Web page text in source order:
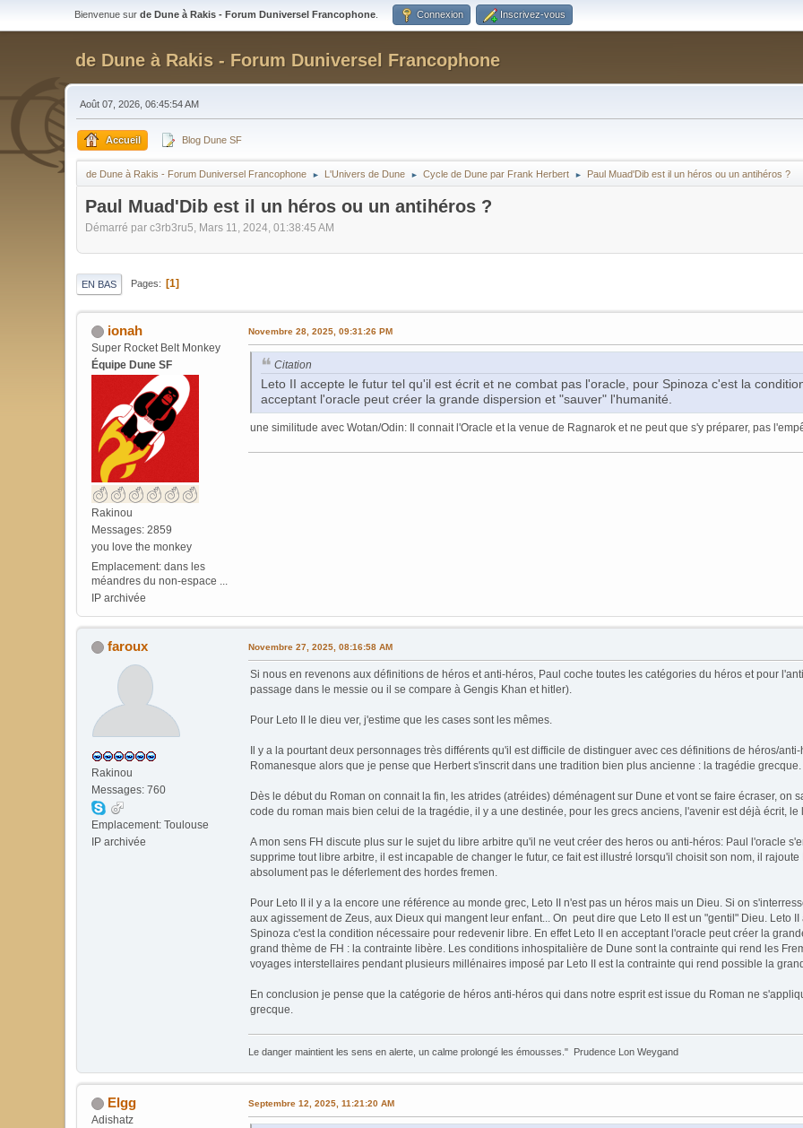
Bienvenue sur de Dune à Rakis - Forum Duniversel Francophone Connexion Inscrivez-vous
de Dune à Rakis - Forum Duniversel Francophone
Août 07, 2026, 06:45:54 AM
Accueil Blog Dune SF
de Dune à Rakis - Forum Duniversel Francophone ► L'Univers de Dune ► Cycle de Dune par Frank Herbert ► Paul Muad'Dib est il un héros ou un antihéros ?
Paul Muad'Dib est il un héros ou un antihéros ?
Démarré par c3rb3ru5, Mars 11, 2024, 01:38:45 AM
EN BAS Pages 1
ionah
Super Rocket Belt Monkey
Équipe Dune SF
Rakinou
Messages: 2859
you love the monkey
Emplacement: dans les
méandres du non-espace ...
IP archivée
Novembre 28, 2025, 09:31:26 PM
Citation
Leto II accepte le futur tel qu'il est écrit et ne combat pas l'oracle, pour Spinoza c'est la
acceptant l'oracle peut créer la grande dispersion et "sauver" l'humanité.
une similitude avec Wotan/Odin: Il connait l'Oracle et la venue de Ragnarok et ne peut que s'y préparer, pas
faroux
Rakinou
Messages: 760
Emplacement: Toulouse
IP archivée
Novembre 27, 2025, 08:16:58 AM
Si nous en revenons aux définitions de héros et anti-héros, Paul coche toutes les catégories du héros et pour
passage dans le messie ou il se compare à Gengis Khan et hitler).
Pour Leto II le dieu ver, j'estime que les cases sont les mêmes.
Il y a la pourtant deux personnages très différents qu'il est difficile de distinguer avec ces définitions de héros/
Romanesque alors que je pense que Herbert s'inscrit dans une tradition bien plus ancienne : la tragédie grecque.
Dès le début du Roman on connait la fin, les atrides (atréides) déménagent sur Dune et vont se faire écraser, on
code du roman mais bien celui de la tragédie, il y a une destinée, pour les grecs anciens, l'avenir est déjà écrit, le
A mon sens FH discute plus sur le sujet du libre arbitre qu'il ne veut créer des heros ou anti-héros: Paul l'oracle
supprime tout libre arbitre, il est incapable de changer le futur, ce fait est illustré lorsqu'il choisit son nom, il
absolument pas le déferlement des hordes fremen.
Pour Leto II il y a la encore une référence au monde grec, Leto II n'est pas un héros mais un Dieu. Si on
aux agissement de Zeus, aux Dieux qui mangent leur enfant... On peut dire que Leto II est un "gentil" Dieu. Leto
Spinoza c'est la condition nécessaire pour redevenir libre. En effet Leto II en acceptant l'oracle peut créer la
grand thème de FH : la contrainte libère. Les conditions inhospitalière de Dune sont la contrainte qui rend les
voyages interstellaires pendant plusieurs millénaires imposé par Leto II est la contrainte qui rend possible la
En conclusion je pense que la catégorie de héros anti-héros qui dans notre esprit est issue du Roman ne
grecque.
Le danger maintient les sens en alerte, un calme prolongé les émousses." Prudence Lon Weygand
Elgg
Adishatz
Septembre 12, 2025, 11:21:20 AM